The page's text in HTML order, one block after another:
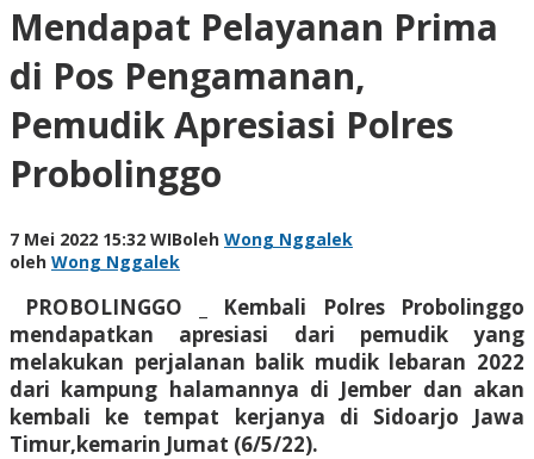
Mendapat Pelayanan Prima
di Pos Pengamanan,
Pemudik Apresiasi Polres
Probolinggo
7 Mei 2022 15:32 WIBoleh Wong Nggalek
oleh Wong Nggalek
PROBOLINGGO _ Kembali Polres Probolinggo
mendapatkan apresiasi dari pemudik yang
melakukan perjalanan balik mudik lebaran 2022
dari kampung halamannya di Jember dan akan
kembali ke tempat kerjanya di Sidoarjo Jawa
Timur,kemarin Jumat (6/5/22).